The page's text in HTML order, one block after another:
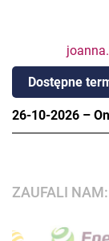
Dostępne
26-10-2026 –
ZAUFALI NAM: